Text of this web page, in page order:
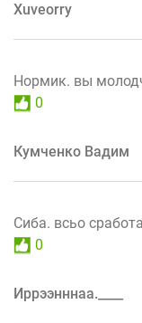
Xuveorrу
Нормик. вы
0
Кумченко Вадим
Сиба. всьо
0
Иррээнннаа.____